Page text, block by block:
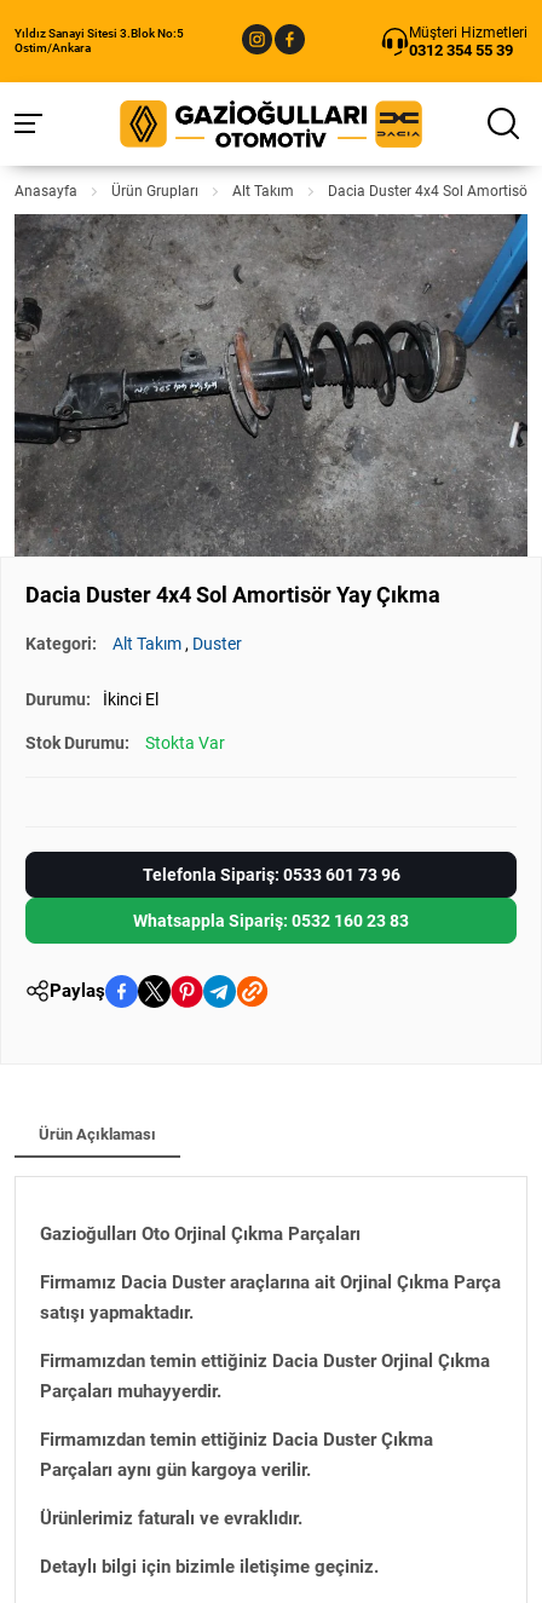
Yıldız Sanayi Sitesi 3.Blok No:5
Ostim/Ankara
Müşteri Hizmetleri
0312 354 55 39
Anasayfa Ürün Grupları Alt Takım Dacia Duster 4x4 Sol Amortisör
Dacia Duster 4x4 Sol Amortisör Yay Çıkma
Kategori: Alt Takım , Duster
Durumu: İkinci El
Stok Durumu: Stokta Var
Telefonla Sipariş: 0533 601 73 96
Whatsappla Sipariş: 0532 160 23 83
Paylaş
Ürün Açıklaması
Gazioğulları Oto Orjinal Çıkma Parçaları
Firmamız Dacia Duster araçlarına ait Orjinal Çıkma Parça
satışı yapmaktadır.
Firmamızdan temin ettiğiniz Dacia Duster Orjinal Çıkma
Parçaları muhayyerdir.
Firmamızdan temin ettiğiniz Dacia Duster Çıkma
Parçaları aynı gün kargoya verilir.
Ürünlerimiz faturalı ve evraklıdır.
Detaylı bilgi için bizimle iletişime geçiniz.